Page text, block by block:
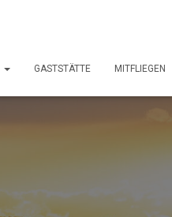
GASTSTÄTTE MITFLIEGEN